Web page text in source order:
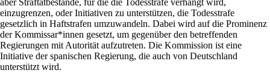
aber Straftatbestände, für die die Todesstrafe verhängt wird,
einzugrenzen, oder Initiativen zu unterstützen, die Todesstrafe
gesetzlich in Haftstrafen umzuwandeln. Dabei wird auf die Prominenz
der Kommissar*innen gesetzt, um gegenüber den betreffenden
Regierungen mit Autorität aufzutreten. Die Kommission ist eine
Initiative der spanischen Regierung, die auch von Deutschland
unterstützt wird.